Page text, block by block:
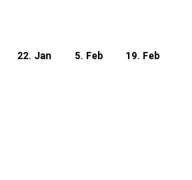
22. Jan 5. Feb 19. Feb